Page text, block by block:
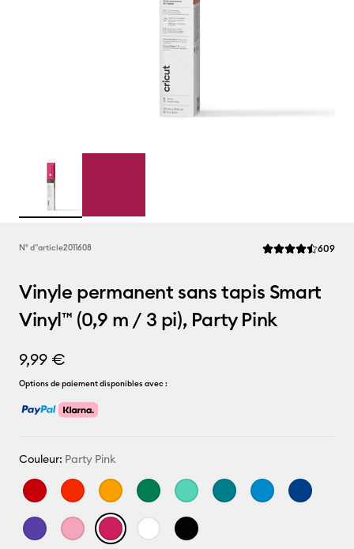
N° d''article2011608 La note moyenne
609
Vinyle permanent sans tapis Smart
Vinyl™ (0,9 m / 3 pi), Party Pink
9,99 €
Options de paiement disponibles avec :
Couleur: Party Pink